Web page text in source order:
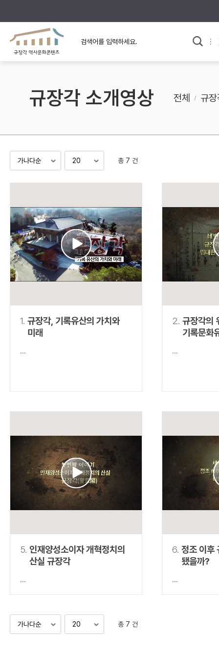
규장각의 어제와 오늘
규장각 소개영상
사료와 문학으로 본
고대
고려
조선 후기
검색 연산자 사용안내
연산자 사용 예
AND 정조 AND 정약용
“정조”와 “정약
색
OR 정조 OR 정약용 “정조” 또는 “
동시에 여러 개의 연산자를 사용할 수 있습니다.
규장각 소개영상 전체 규
총 7 건
1. 규장각, 기록유산의 가치와
미래
...
2. 규장각의
기록문화
...
5. 인재양성소이자 개혁정치의
산실 규장각
...
6. 정조 이후
됐을까?
...
총 7 건